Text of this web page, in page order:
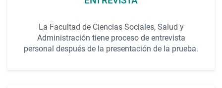
La Facultad de Ciencias Sociales, Salud y
Administración tiene proceso de entrevista
personal después de la presentación de la prueba.